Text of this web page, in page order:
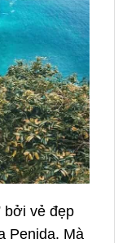
bởi vẻ đẹp
Penida. Mà